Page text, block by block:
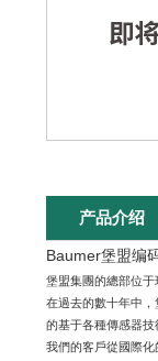
产品介绍
Baumer堡盟编
堡盟集團的總部位
在過去的數十年中
的基于各種傳感器
我們的客戶從國際